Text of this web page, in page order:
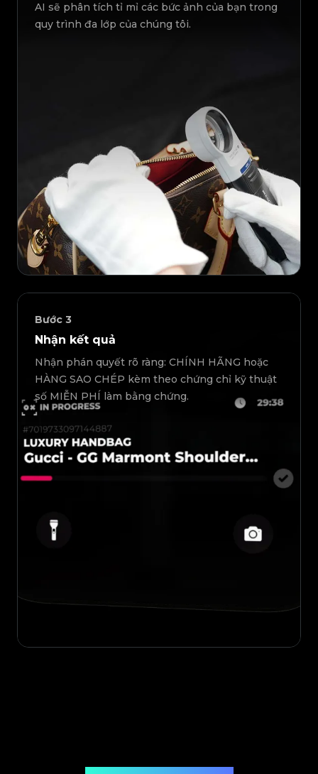
AI sẽ phân tích tỉ mỉ các bức ảnh của bạn trong
quy trình đa lớp của chúng tôi.
Bước 3
Nhận kết quả
Nhận phán quyết rõ ràng: CHÍNH HÃNG hoặc
HÀNG SAO CHÉP kèm theo chứng chỉ kỹ thuật
số MIỄN PHÍ làm bằng chứng.